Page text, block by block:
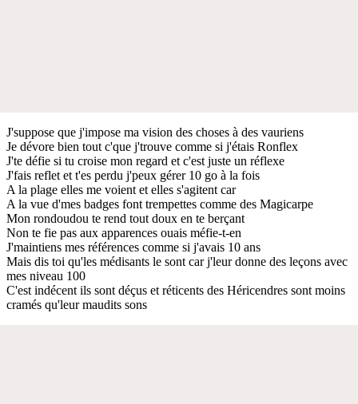
J'suppose que j'impose ma vision des choses à des vauriens
Je dévore bien tout c'que j'trouve comme si j'étais Ronflex
J'te défie si tu croise mon regard et c'est juste un réflexe
J'fais reflet et t'es perdu j'peux gérer 10 go à la fois
A la plage elles me voient et elles s'agitent car
A la vue d'mes badges font trempettes comme des Magicarpe
Mon rondoudou te rend tout doux en te berçant
Non te fie pas aux apparences ouais méfie-t-en
J'maintiens mes références comme si j'avais 10 ans
Mais dis toi qu'les médisants le sont car j'leur donne des leçons avec
mes niveau 100
C'est indécent ils sont déçus et réticents des Héricendres sont moins
cramés qu'leur maudits sons